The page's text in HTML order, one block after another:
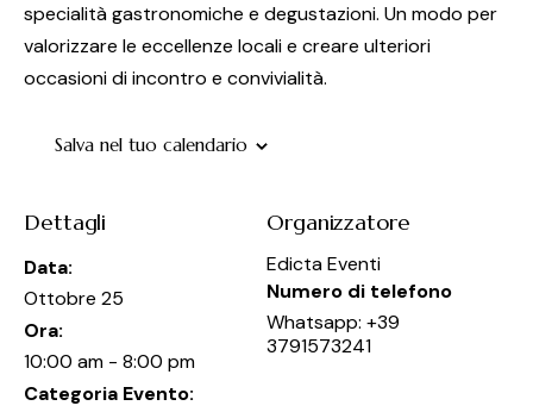
specialità gastronomiche e degustazioni. Un modo per
valorizzare le eccellenze locali e creare ulteriori
occasioni di incontro e convivialità.
Salva nel tuo calendario
Dettagli
Data:
Ottobre 25
Ora:
10:00 am - 8:00 pm
Categoria Evento:
Organizzatore
Edicta Eventi
Numero di telefono
Whatsapp: +39
3791573241